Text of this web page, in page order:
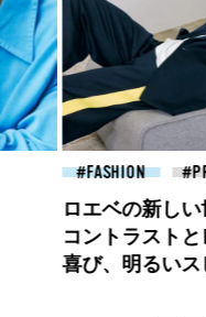
FASHION
高橋璃央と、
定番、ピンク
な“SUMMER